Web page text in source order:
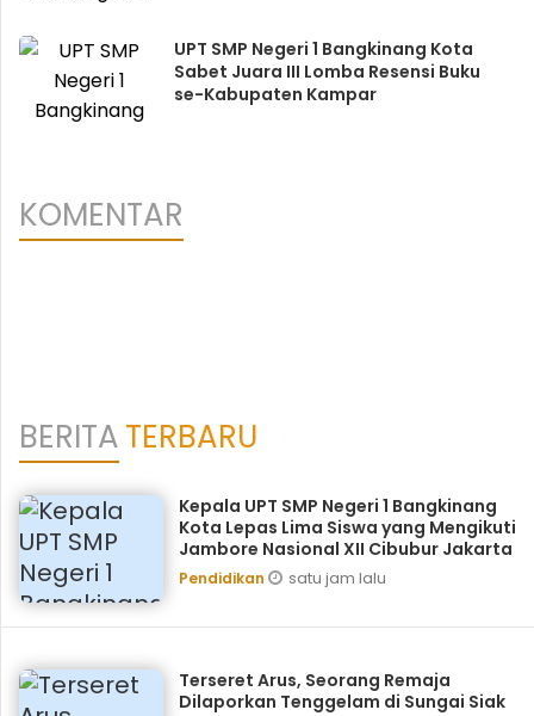
UPT SMP Negeri 1 Bangkinang Kota
Sabet Juara III Lomba Resensi Buku
se-Kabupaten Kampar
KOMENTAR
BERITATERBARU
Kepala UPT SMP Negeri 1 Bangkinang
Kota Lepas Lima Siswa yang Mengikuti
Jambore Nasional XII Cibubur Jakarta
Pendidikan satu jam lalu
Terseret Arus, Seorang Remaja
Dilaporkan Tenggelam di Sungai Siak